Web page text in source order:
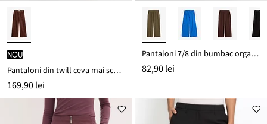
nou
Pantaloni din twill ceva mai scurți, din bumbac 100%
169,90 lei
Pantaloni 7/8 din bumbac organic cu stretch
82,90 lei